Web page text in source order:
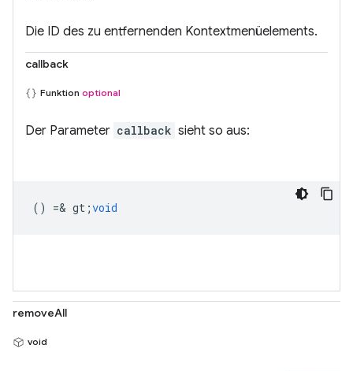
Die ID des zu entfernenden Kontextmenüelements.
callback
Funktion optional
Der Parameter callback sieht so aus:
() =& gt;void
removeAll
void